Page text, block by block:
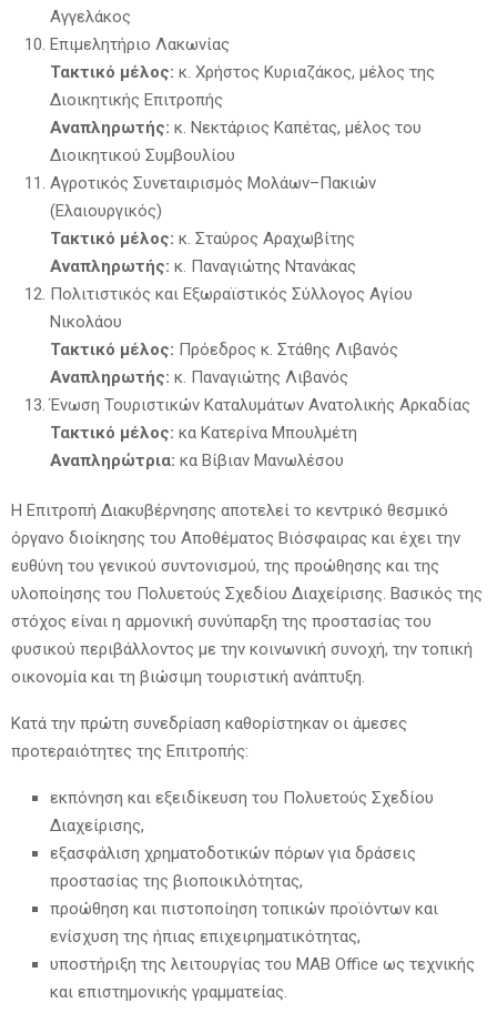
Αγγελάκος
Επιμελητήριο Λακωνίας
Τακτικό μέλος: κ. Χρήστος Κυριαζάκος, μέλος της
Διοικητικής Επιτροπής
Αναπληρωτής: κ. Νεκτάριος Καπέτας, μέλος του
Διοικητικού Συμβουλίου
Αγροτικός Συνεταιρισμός Μολάων–Πακιών
(Ελαιουργικός)
Τακτικό μέλος: κ. Σταύρος Αραχωβίτης
Αναπληρωτής: κ. Παναγιώτης Ντανάκας
Πολιτιστικός και Εξωραϊστικός Σύλλογος Αγίου
Νικολάου
Τακτικό μέλος: Πρόεδρος κ. Στάθης Λιβανός
Αναπληρωτής: κ. Παναγιώτης Λιβανός
Ένωση Τουριστικών Καταλυμάτων Ανατολικής Αρκαδίας
Τακτικό μέλος: κα Κατερίνα Μπουλμέτη
Αναπληρώτρια: κα Βίβιαν Μανωλέσου
Η Επιτροπή Διακυβέρνησης αποτελεί το κεντρικό θεσμικό
όργανο διοίκησης του Αποθέματος Βιόσφαιρας και έχει την
ευθύνη του γενικού συντονισμού, της προώθησης και της
υλοποίησης του Πολυετούς Σχεδίου Διαχείρισης. Βασικός της
στόχος είναι η αρμονική συνύπαρξη της προστασίας του
φυσικού περιβάλλοντος με την κοινωνική συνοχή, την τοπική
οικονομία και τη βιώσιμη τουριστική ανάπτυξη.
Κατά την πρώτη συνεδρίαση καθορίστηκαν οι άμεσες
προτεραιότητες της Επιτροπής:
εκπόνηση και εξειδίκευση του Πολυετούς Σχεδίου
Διαχείρισης,
εξασφάλιση χρηματοδοτικών πόρων για δράσεις
προστασίας της βιοποικιλότητας,
προώθηση και πιστοποίηση τοπικών προϊόντων και
ενίσχυση της ήπιας επιχειρηματικότητας,
υποστήριξη της λειτουργίας του MAB Office ως τεχνικής
και επιστημονικής γραμματείας.